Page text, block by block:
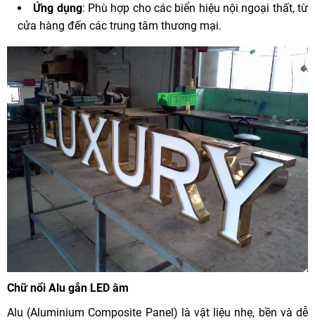
Ứng dụng: Phù hợp cho các biển hiệu nội ngoại thất, từ
cửa hàng đến các trung tâm thương mại.
Chữ nổi Alu gắn LED âm
Alu (Aluminium Composite Panel) là vật liệu nhẹ, bền và dễ